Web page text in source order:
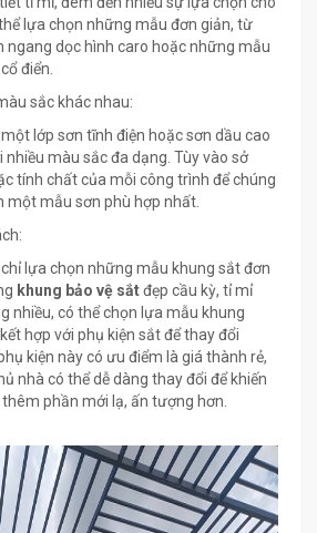
lựa chọn những mẫu đơn giản, từ
ngang dọc hình caro hoặc những mẫu
điển.
sắc khác nhau:
lớp sơn tĩnh điện hoặc sơn dầu cao
màu sắc đa dạng. Tùy vào sở
tính chất của mỗi công trình để chúng
một mẫu sơn phù hợp nhất.
lựa chọn những mẫu khung sắt đơn
khung bảo vệ sắtđẹp cầu kỳ, tỉ mỉ
nhiều, có thể chọn lựa mẫu khung
hợp với phụ kiện sắt để thay đổi
kiện này có ưu điểm là giá thành rẻ,
nhà có thể dễ dàng thay đổi để khiến
phần mới lạ, ấn tượng hơn.